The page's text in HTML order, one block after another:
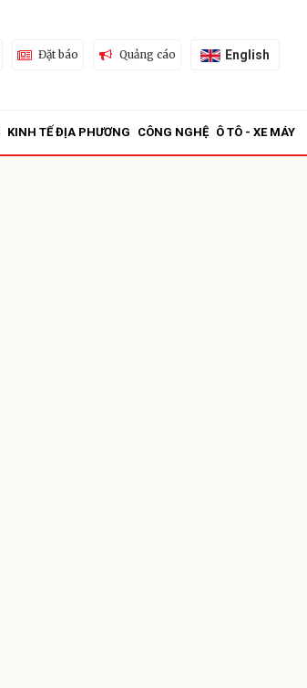
Đặt báo Quảng cáo English
KINH TẾ ĐỊA PHƯƠNG CÔNG NGHỆ Ô TÔ - XE MÁY